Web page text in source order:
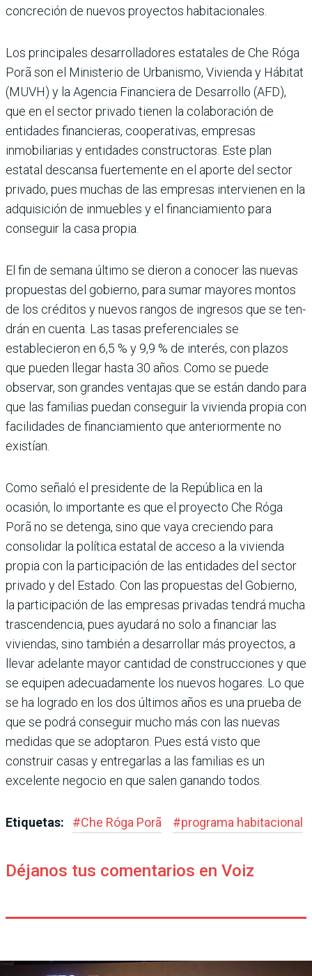
concreción de nue­vos proyectos habitacionales.
Los principales desarrolladores estata­les de Che Róga
Porã son el Ministerio de Urbanismo, Vivienda y Hábitat
(MUVH) y la Agencia Financiera de Desarrollo (AFD),
que en el sector privado tienen la colabo­ración de
entidades financieras, coopera­tivas, empresas
inmobiliarias y entidades constructoras. Este plan
estatal descansa fuertemente en el aporte del sector
privado, pues muchas de las empresas intervienen en la
adquisición de inmuebles y el financia­miento para
conseguir la casa propia.
El fin de semana último se dieron a cono­cer las nuevas
propuestas del gobierno, para sumar mayores montos
de los crédi­tos y nuevos rangos de ingresos que se ten­
drán en cuenta. Las tasas preferenciales se
establecieron en 6,5 % y 9,9 % de interés, con plazos
que pueden llegar hasta 30 años. Como se puede
observar, son grandes ven­tajas que se están dando para
que las fami­lias puedan conseguir la vivienda propia con
facilidades de financiamiento que ante­riormente no
existían.
Como señaló el presidente de la República en la
ocasión, lo importante es que el pro­yecto Che Róga
Porã no se detenga, sino que vaya creciendo para
consolidar la política estatal de acceso a la vivienda
propia con la participación de las entidades del sec­tor
privado y del Estado. Con las propues­tas del Gobierno,
la participación de las empresas privadas tendrá mucha
trascen­dencia, pues ayudará no solo a financiar las
viviendas, sino también a desarrollar más proyectos, a
llevar adelante mayor cantidad de construcciones y que
se equipen ade­cuadamente los nuevos hogares. Lo que
se ha logrado en los dos últimos años es una prueba de
que se podrá conseguir mucho más con las nuevas
medidas que se adop­taron. Pues está visto que
construir casas y entregarlas a las familias es un
excelente negocio en que salen ganando todos.
Etiquetas: #Che Róga Porã #programa habita­cional
Déjanos tus comentarios en Voiz